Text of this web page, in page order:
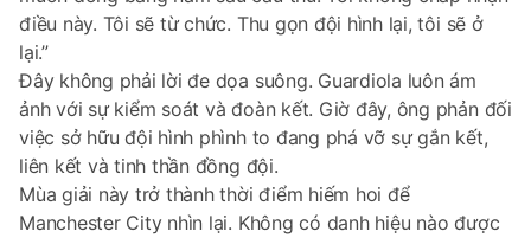
điều này. Tôi sẽ từ chức. Thu gọn đội hình lại, tôi sẽ ở
lại.”
Đây không phải lời đe dọa suông. Guardiola luôn ám
ảnh với sự kiểm soát và đoàn kết. Giờ đây, ông phản đối
việc sở hữu đội hình phình to đang phá vỡ sự gắn kết,
liên kết và tinh thần đồng đội.
Mùa giải này trở thành thời điểm hiếm hoi để
Manchester City nhìn lại. Không có danh hiệu nào được